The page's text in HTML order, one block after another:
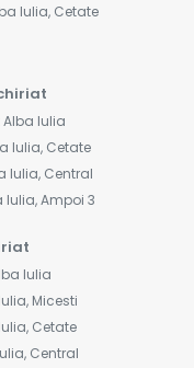
Iulia, Cetate
Iulia
Iulia, Cetate
Iulia, Central
Ampoi 3
Iulia
Micesti
Cetate
Central